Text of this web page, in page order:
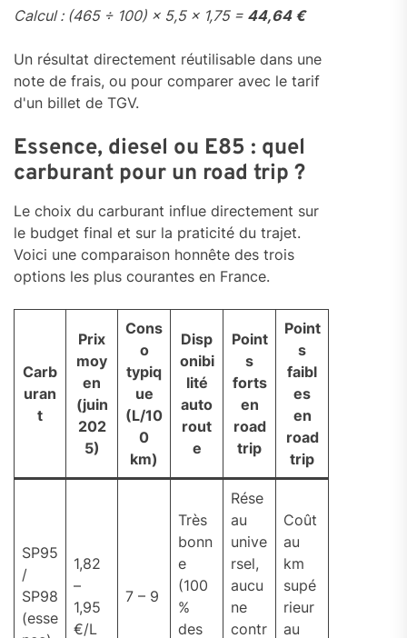
Calcul : (465 ÷ 100) × 5,5 × 1,75 = 44,64 €
Un résultat directement réutilisable dans une
note de frais, ou pour comparer avec le tarif
d'un billet de TGV.
Essence, diesel ou E85 : quel
carburant pour un road trip ?
Le choix du carburant influe directement sur
le budget final et sur la praticité du trajet.
Voici une comparaison honnête des trois
options les plus courantes en France.
Carb
uran
t
Prix
moy
en
(juin
202
5)
Cons
o
typiq
ue
(L/10
0
km)
Disp
onibi
lité
auto
rout
e
Point
s
forts
en
road
trip
Point
s
faibl
es
en
road
trip
SP95
/
SP98
(esse
1,82
–
1,95
€/L
7 – 9
Très
bonn
e
(100
%
des
Rése
au
unive
rsel,
aucu
ne
contr
Coût
au
km
supé
rieur
au